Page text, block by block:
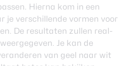
Hierna kom in een
je verschillende vormen voor
De resultaten zullen real-
Je kan de
van geel naar wit